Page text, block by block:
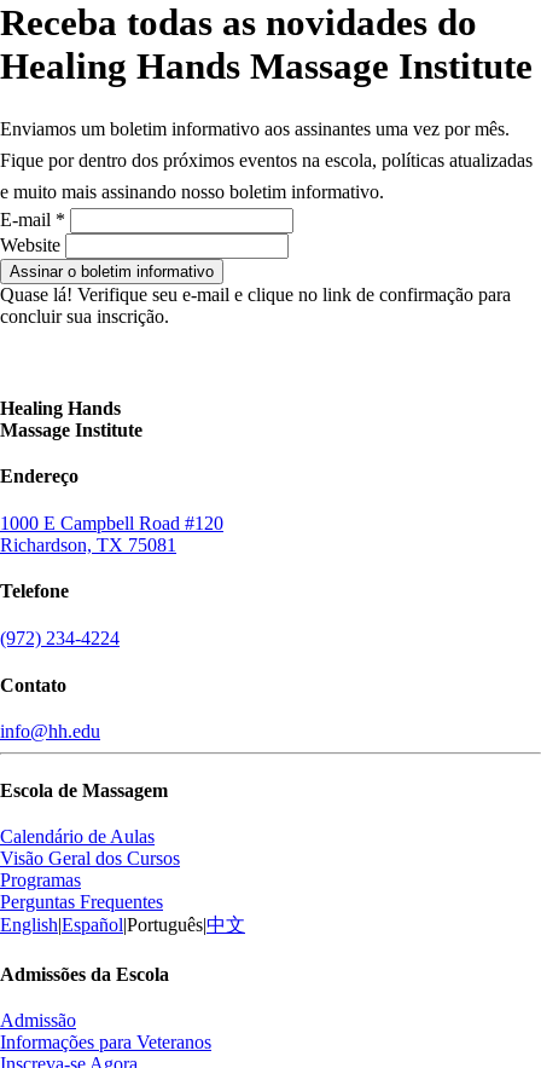
Receba todas as novidades do
Healing Hands Massage Institute
Enviamos um boletim informativo aos assinantes uma vez por mês.
Fique por dentro dos próximos eventos na escola, políticas atualizadas
e muito mais assinando nosso boletim informativo.
E-mail *
Website
Assinar o boletim informativo
Quase lá! Verifique seu e-mail e clique no link de confirmação para
concluir sua inscrição.
Healing Hands
Massage Institute
Endereço
1000 E Campbell Road #120
Richardson, TX 75081
Telefone
(972) 234-4224
Contato
info@hh.edu
Escola de Massagem
Calendário de Aulas
Visão Geral dos Cursos
Programas
Perguntas Frequentes
English|Español|Português|中文
Admissões da Escola
Admissão
Informações para Veteranos